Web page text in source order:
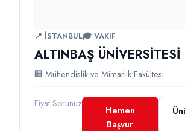
📍 İSTANBUL🎓 VAKIF
ALTINBAŞ ÜNİVERSİTESİ
🏢 Mühendislik ve Mimarlık Fakültesi
Fiyat Sorunuz
Hemen
Başvur